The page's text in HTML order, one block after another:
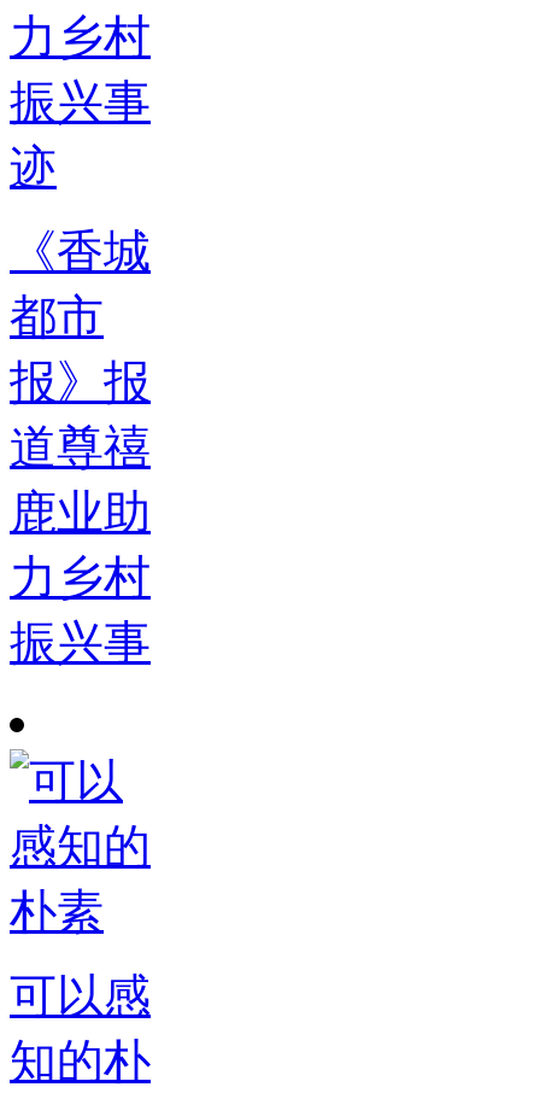
《香城
都市
报》报
道尊禧
鹿业助
力乡村
振兴事
可以感
知的朴